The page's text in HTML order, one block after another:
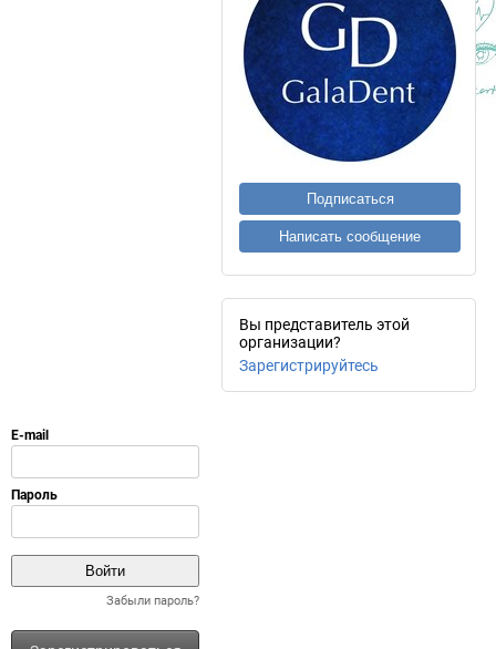
Забыли пароль?
Подписаться
Написать сообщение
Вы представитель этой
организации?
Зарегистрируйтесь